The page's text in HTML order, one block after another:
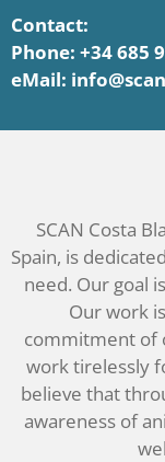
Contact:
Phone: +34 685
eMail:
SCAN Costa
Spain, is
need. Our goal
Our work
commitment of
work tirelessly
believe that
awareness of